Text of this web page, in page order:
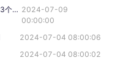
甲公司向乙公司签发了一张见票后3个月付款的银行承兑汇票。乙公司持该汇票向付款人提示承兑的期限是（ ）。 2024-07-09
00:00:00
2024-07-04 08:00:06
2024-07-04 08:00:02